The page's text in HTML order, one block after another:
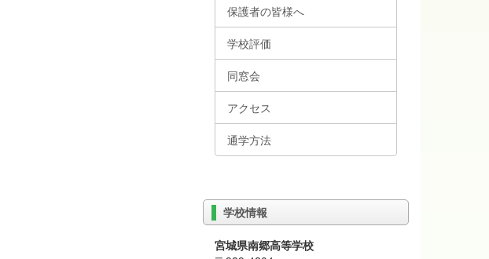
保護者の皆様へ
学校評価
同窓会
アクセス
通学方法
学校情報
宮城県南郷高等学校